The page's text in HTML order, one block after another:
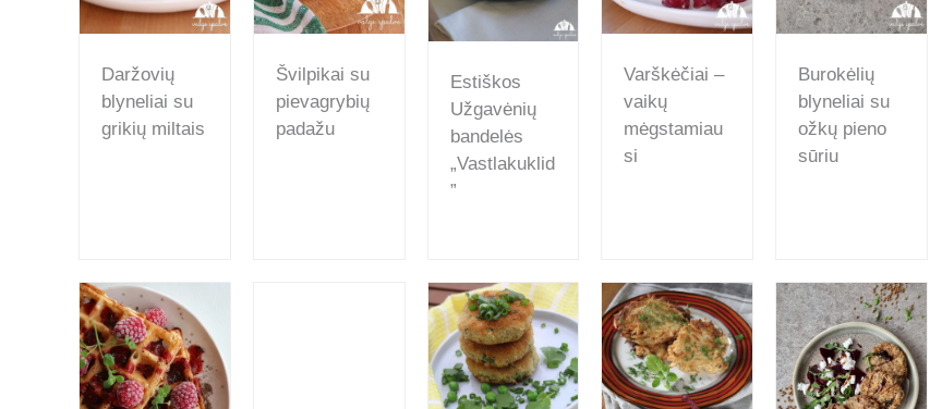
Daržovių
blyneliai su
grikių miltais
Švilpikai su
pievagrybių
padažu
Estiškos
Užgavėnių
bandelės
„Vastlakuklid
”
Varškėčiai –
vaikų
mėgstamiau
si
Burokėlių
blyneliai su
ožkų pieno
sūriu